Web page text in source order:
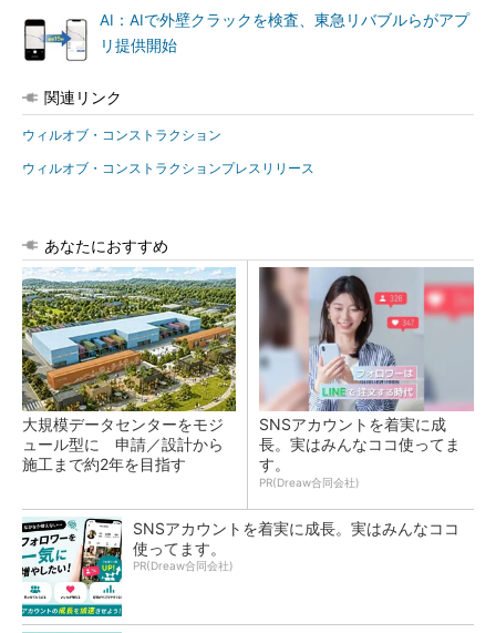
AI：AIで外壁クラックを検査、東急リバブルらがアプ
リ提供開始
関連リンク
ウィルオブ・コンストラクション
ウィルオブ・コンストラクションプレスリリース
あなたにおすすめ
大規模データセンターをモジ
ュール型に 申請／設計から
施工まで約2年を目指す
SNSアカウントを着実に成
長。実はみんなココ使ってま
す。
PR(Dreaw合同会社)
SNSアカウントを着実に成長。実はみんなココ
使ってます。
PR(Dreaw合同会社)